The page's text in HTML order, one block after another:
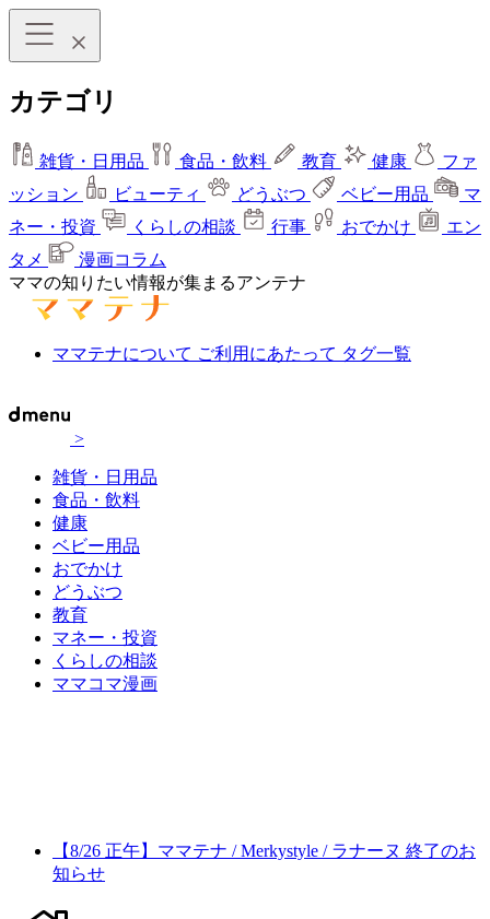
カテゴリ
雑貨・日用品 食品・飲料 教育 健康
ファ
ッション
ビューティ どうぶつ ベビー用品
マ
ネー・投資
くらしの相談 行事 おでかけ
エン
タメ
漫画コラム
ママの知りたい情報が集まるアンテナ
ママテナについて ご利用にあたって タグ一覧
>
雑貨・日用品
食品・飲料
健康
ベビー用品
おでかけ
どうぶつ
教育
マネー・投資
くらしの相談
ママコマ漫画
【8/26 正午】ママテナ / Merkystyle / ラナーヌ 終了のお
知らせ